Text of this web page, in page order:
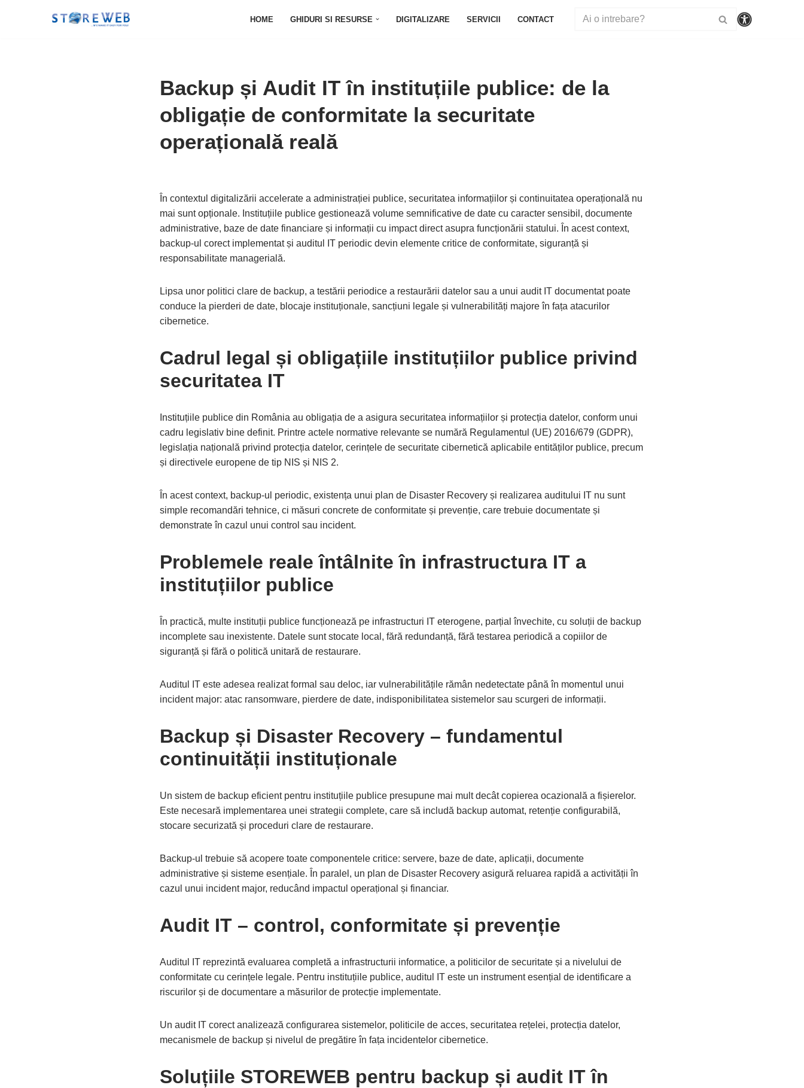
HOME GHIDURI SI RESURSE DIGITALIZARE SERVICII CONTACT
Backup și Audit IT în instituțiile publice: de la
obligație de conformitate la securitate
operațională reală
În contextul digitalizării accelerate a administrației publice, securitatea informațiilor și continuitatea operațională nu
mai sunt opționale. Instituțiile publice gestionează volume semnificative de date cu caracter sensibil, documente
administrative, baze de date financiare și informații cu impact direct asupra funcționării statului. În acest context,
backup-ul corect implementat și auditul IT periodic devin elemente critice de conformitate, siguranță și
responsabilitate managerială.
Lipsa unor politici clare de backup, a testării periodice a restaurării datelor sau a unui audit IT documentat poate
conduce la pierderi de date, blocaje instituționale, sancțiuni legale și vulnerabilități majore în fața atacurilor
cibernetice.
Cadrul legal și obligațiile instituțiilor publice privind
securitatea IT
Instituțiile publice din România au obligația de a asigura securitatea informațiilor și protecția datelor, conform unui
cadru legislativ bine definit. Printre actele normative relevante se numără Regulamentul (UE) 2016/679 (GDPR),
legislația națională privind protecția datelor, cerințele de securitate cibernetică aplicabile entităților publice, precum
și directivele europene de tip NIS și NIS 2.
În acest context, backup-ul periodic, existența unui plan de Disaster Recovery și realizarea auditului IT nu sunt
simple recomandări tehnice, ci măsuri concrete de conformitate și prevenție, care trebuie documentate și
demonstrate în cazul unui control sau incident.
Problemele reale întâlnite în infrastructura IT a
instituțiilor publice
În practică, multe instituții publice funcționează pe infrastructuri IT eterogene, parțial învechite, cu soluții de backup
incomplete sau inexistente. Datele sunt stocate local, fără redundanță, fără testarea periodică a copiilor de
siguranță și fără o politică unitară de restaurare.
Auditul IT este adesea realizat formal sau deloc, iar vulnerabilitățile rămân nedetectate până în momentul unui
incident major: atac ransomware, pierdere de date, indisponibilitatea sistemelor sau scurgeri de informații.
Backup și Disaster Recovery – fundamentul
continuității instituționale
Un sistem de backup eficient pentru instituțiile publice presupune mai mult decât copierea ocazională a fișierelor.
Este necesară implementarea unei strategii complete, care să includă backup automat, retenție configurabilă,
stocare securizată și proceduri clare de restaurare.
Backup-ul trebuie să acopere toate componentele critice: servere, baze de date, aplicații, documente
administrative și sisteme esențiale. În paralel, un plan de Disaster Recovery asigură reluarea rapidă a activității în
cazul unui incident major, reducând impactul operațional și financiar.
Audit IT – control, conformitate și prevenție
Auditul IT reprezintă evaluarea completă a infrastructurii informatice, a politicilor de securitate și a nivelului de
conformitate cu cerințele legale. Pentru instituțiile publice, auditul IT este un instrument esențial de identificare a
riscurilor și de documentare a măsurilor de protecție implementate.
Un audit IT corect analizează configurarea sistemelor, politicile de acces, securitatea rețelei, protecția datelor,
mecanismele de backup și nivelul de pregătire în fața incidentelor cibernetice.
Soluțiile STOREWEB pentru backup și audit IT în